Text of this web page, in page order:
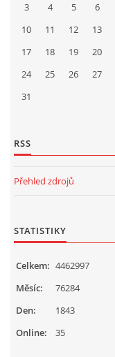
3
4 5 6
10
11 12 13
17
18 19 20
24
25 26 27
31
RSS
Přehled zdrojů
STATISTIKY
Online: 35
Celkem: 4462997
Měsíc:
76284
Den:
1843